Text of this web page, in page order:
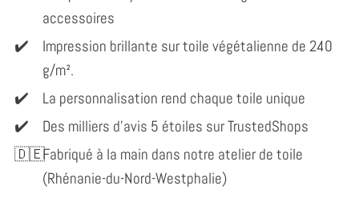
accessoires
Impression brillante sur toile végétalienne de 240
g/m².
La personnalisation rend chaque toile unique
Des milliers d'avis 5 étoiles sur TrustedShops
Fabriqué à la main dans notre atelier de toile
(Rhénanie-du-Nord-Westphalie)